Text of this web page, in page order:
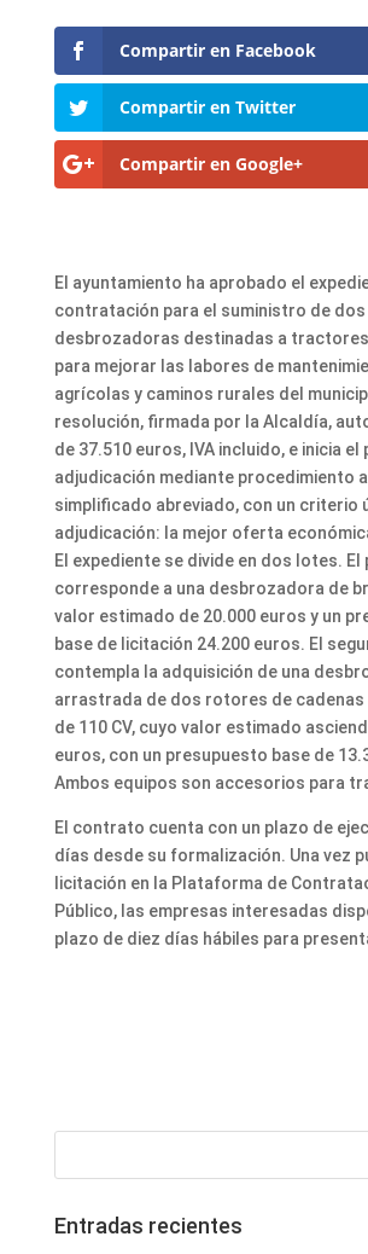
Compartir en Facebook
Compartir en Twitter
Compartir en Google+
El ayuntamiento ha aprobado el
contratación para el suministro de dos
desbrozadoras destinadas a
para mejorar las labores de
agrícolas y caminos rurales del
resolución, firmada por la Alcaldía,
de 37.510 euros, IVA incluido, e inicia
adjudicación mediante procedimiento
simplificado abreviado, con un criterio
adjudicación: la mejor oferta
El expediente se divide en dos lotes. El
corresponde a una desbrozadora de
valor estimado de 20.000 euros y un
base de licitación 24.200 euros. El
contempla la adquisición de una
arrastrada de dos rotores de
de 110 CV, cuyo valor estimado
euros, con un presupuesto base de
Ambos equipos son accesorios para
El contrato cuenta con un plazo de
días desde su formalización. Una vez
licitación en la Plataforma de
Público, las empresas interesadas
plazo de diez días hábiles para
Entradas recientes